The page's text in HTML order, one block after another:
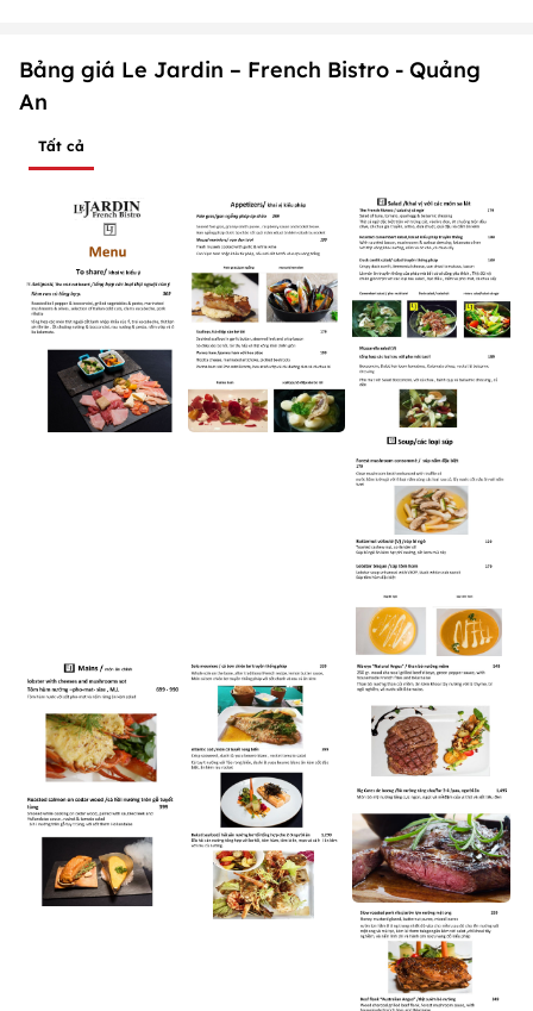
Bảng giá Le Jardin – French Bistro - Quảng
An
Tất cả